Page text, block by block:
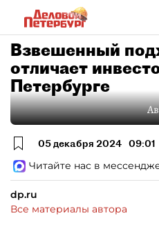
Взвешенный
отличает
Петербурге
05 декабря 2024 09:01
Читайте нас в
dp.ru
Все материалы автора